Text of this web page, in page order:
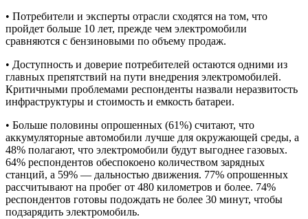
• Потребители и эксперты отрасли сходятся на том, что
пройдет больше 10 лет, прежде чем электромобили
сравняются с бензиновыми по объему продаж.
• Доступность и доверие потребителей остаются одними из
главных препятствий на пути внедрения электромобилей.
Критичными проблемами респонденты назвали неразвитость
инфраструктуры и стоимость и емкость батареи.
• Больше половины опрошенных (61%) считают, что
аккумуляторные автомобили лучше для окружающей среды, а
48% полагают, что электромобили будут выгоднее газовых.
64% респондентов обеспокоено количеством зарядных
станций, а 59% — дальностью движения. 77% опрошенных
рассчитывают на пробег от 480 километров и более. 74%
респондентов готовы подождать не более 30 минут, чтобы
подзарядить электромобиль.